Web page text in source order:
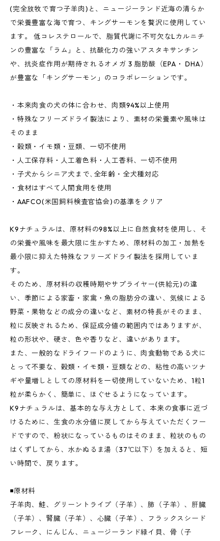
(完全放牧で育つ子羊肉)と、ニュージーランド近海の清らか
で栄養豊富な海で育つ、キングサーモンを贅沢に使用してい
ます。 低コレステロールで、脂質代謝に不可欠なLカルニチ
ンの豊富な「ラム」と、抗酸化力の強いアスタキサンチン
や、抗炎症作用が期待されるオメガ 3 脂肪酸（EPA・ DHA）
が豊富な「キングサーモン」のコラボレーションです。
・本来肉食の犬の体に合わせ、肉類94%以上使用
・特殊なフリーズドライ製法により、素材の栄養素や風味は
そのまま
・穀類・イモ類・豆類、一切不使用
・人工保存料・人工着色料・人工香料、一切不使用
・子犬からシニア犬まで､全年齢・全犬種対応
・食材はすべて人間食用を使用
・AAFCO(米国飼料検査官協会)の基準をクリア
K9ナチュラルは、原材料の98%以上に自然食材を使用し、そ
の栄養や風味を最大限に生かすため、原材料の加工・加熱を
最小限に抑えた特殊なフリーズドライ製法を採用していま
す。
そのため、原材料の収穫時期やサプライヤー(供給元)の違
い、季節による家畜・家禽・魚の脂肪分の違い、気候による
野菜・果物などの成分の違いなど、素材の特長がそのまま、
粒に反映されるため、保証成分値の範囲内ではありますが、
粒の形状や、硬さ、色や香りなど、違いがあります。
また、一般的なドライフードのように、肉食動物である犬に
とって不要な、穀類・イモ類・豆類などの、粘性の高いツナ
ギや量増しとしての原材料を一切使用していないため、1粒1
粒が柔らかく、簡単に、ほぐせるようになっています。
K9ナチュラルは、基本的な与え方として、本来の食事に近づ
けるために、生食の水分値に戻してから与えていただくフー
ドですので、粉状になっているものはそのまま、粒状のもの
はくずしてから、水かぬるま湯（37℃以下）を加えると、短
い時間で、戻ります。
◾️原材料
子羊肉、鮭、グリーントライプ（子羊）、肺（子羊）、肝臓
（子羊）、腎臓（子羊）、心臓（子羊）、フラックスシード
フレーク、にんじん、ニュージーランド緑イ貝、骨（子